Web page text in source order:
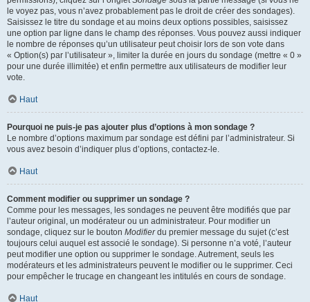
le voyez pas, vous n’avez probablement pas le droit de créer des sondages).
Saisissez le titre du sondage et au moins deux options possibles, saisissez
une option par ligne dans le champ des réponses. Vous pouvez aussi indiquer
le nombre de réponses qu’un utilisateur peut choisir lors de son vote dans
« Option(s) par l’utilisateur », limiter la durée en jours du sondage (mettre « 0 »
pour une durée illimitée) et enfin permettre aux utilisateurs de modifier leur
vote.
Haut
Pourquoi ne puis-je pas ajouter plus d’options à mon sondage ?
Le nombre d’options maximum par sondage est défini par l’administrateur. Si
vous avez besoin d’indiquer plus d’options, contactez-le.
Haut
Comment modifier ou supprimer un sondage ?
Comme pour les messages, les sondages ne peuvent être modifiés que par
l’auteur original, un modérateur ou un administrateur. Pour modifier un
sondage, cliquez sur le bouton Modifierdu premier message du sujet (c’est
toujours celui auquel est associé le sondage). Si personne n’a voté, l’auteur
peut modifier une option ou supprimer le sondage. Autrement, seuls les
modérateurs et les administrateurs peuvent le modifier ou le supprimer. Ceci
pour empêcher le trucage en changeant les intitulés en cours de sondage.
Haut